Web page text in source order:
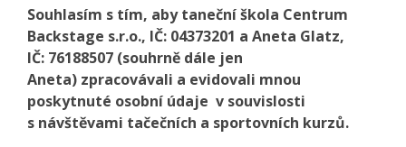
Souhlasím s tím, aby taneční škola Centrum
Backstage s.r.o., IČ: 04373201 a Aneta Glatz,
IČ: 76188507 (souhrně dále jen
Aneta) zpracovávali a evidovali mnou
poskytnuté osobní údaje v souvislosti
s návštěvami tačečních a sportovních kurzů.